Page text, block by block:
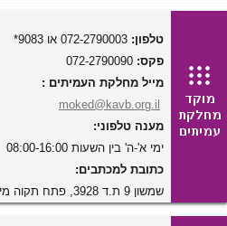
טלפון:
פקס:
מייל מחלקת העמיתים :
moked@kavb.org.il
מענה טלפוני:
ימי א'-ה' בין השעות 08:00-16:00
כתובת למכתבים:
שמשון 9 ת.ד 3928, פתח תקוה מיקוד 4952701